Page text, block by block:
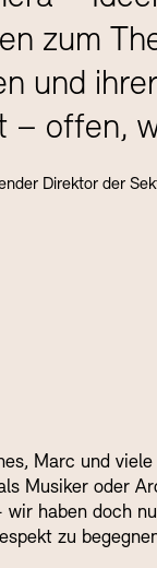
zum
und
– offen,
Direktor der
Marc und
Musiker oder
wir haben doch
zu